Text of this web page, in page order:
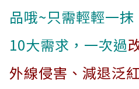
品哦~只需輕輕一
10大需求，一次過
外線侵害、減退泛